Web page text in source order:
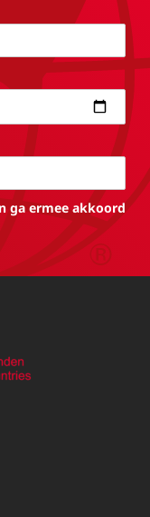
ga ermee akkoord